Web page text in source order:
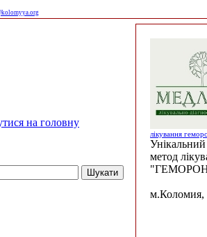
лікування
Унікальний
метод
м.Коломия,